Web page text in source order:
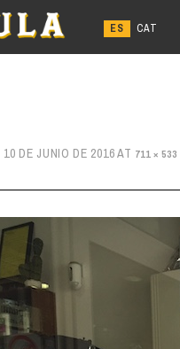
10 DE JUNIO DE 2016AT 711 × 533